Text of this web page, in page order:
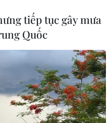
dũng cảm” cho hai
lũ
tiếp tục gây mưa
Quốc